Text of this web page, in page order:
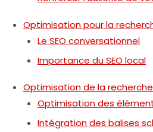
Optimisation pour la
Le SEO conversationnel
Importance du SEO local
Optimisation de la
Optimisation des
Intégration des balises